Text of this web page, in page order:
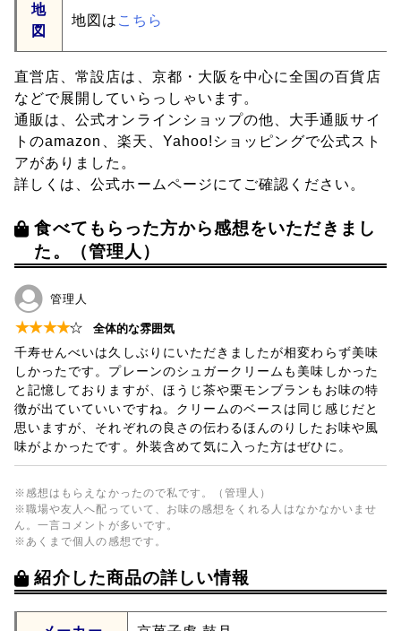
地
図
地図は こちら
直営店、常設店は、京都・大阪を中心に全国の百貨店
などで展開していらっしゃいます。
通販は、公式オンラインショップの他、大手通販サイ
トのamazon、楽天、Yahoo!ショッピングで公式スト
アがありました。
詳しくは、公式ホームページにてご確認ください。
食べてもらった方から感想をいただきまし
た。（管理人）
管理人
★★★★☆ 全体的な雰囲気
千寿せんべいは久しぶりにいただきましたが相変わらず美味
しかったです。プレーンのシュガークリームも美味しかった
と記憶しておりますが、ほうじ茶や栗モンブランもお味の特
徴が出ていていいですね。クリームのベースは同じ感じだと
思いますが、それぞれの良さの伝わるほんのりしたお味や風
味がよかったです。外装含めて気に入った方はぜひに。
※感想はもらえなかったので私です。（管理人）
※職場や友人へ配っていて、お味の感想をくれる人はなかなかいませ
ん。一言コメントが多いです。
※あくまで個人の感想です。
紹介した商品の詳しい情報